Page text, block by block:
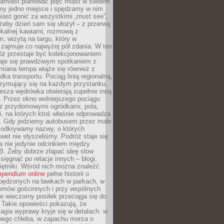
jedno miejsce i spędzamy w nim
gonić za wszystkimi „must see”,
dzień sam się ułożył – z przerwą
kawiarni, rozmową z
wizytą na targu, który w
co najwyżej pół zdania. W ten
przestaje być kolekcjonowaniem
się prawdziwym spotkaniem z
tempa wiąże się również z
transportu. Pociąg linią regionalną,
się na każdym przystanku,
wędrówka otwierają zupełnie inną
Przez okno wolniejszego pociągu
przydomowymi ogródkami, pola,
na których ktoś właśnie odprowadza
Gdy jedziemy autobusem przez małe
nazwy, o których
nie słyszeliśmy. Podróż staje się
nie jedynie odcinkiem między
Żeby dobrze złapać ideę slow
po relacje innych – blogi,
Wśród nich można znaleźć
online pełne historii o
na ławkach w parkach, w
gościnnych i przy wspólnych
wieczorny posiłek przeciąga się do
opowieści pokazują, że
wyprawy kryje się w detalach: w
chleba, w zapachu morza o